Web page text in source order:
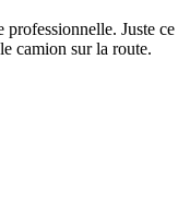
Juste ce
camion sur la route.